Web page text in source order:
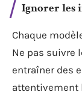
Ignorer les
Chaque
Ne pas suivre
entraîner des
attentivement